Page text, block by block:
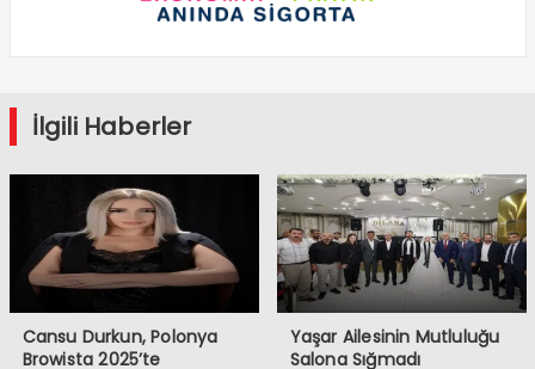
İlgili Haberler
Cansu Durkun, Polonya
Browista 2025’te
Yaşar Ailesinin Mutluluğu
Salona Sığmadı